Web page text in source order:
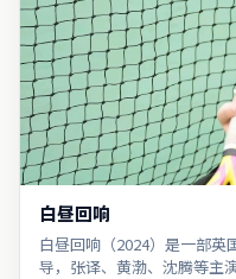
白昼回响
白昼回响（2024）是一部英
导，张译、黄渤、沈腾等主